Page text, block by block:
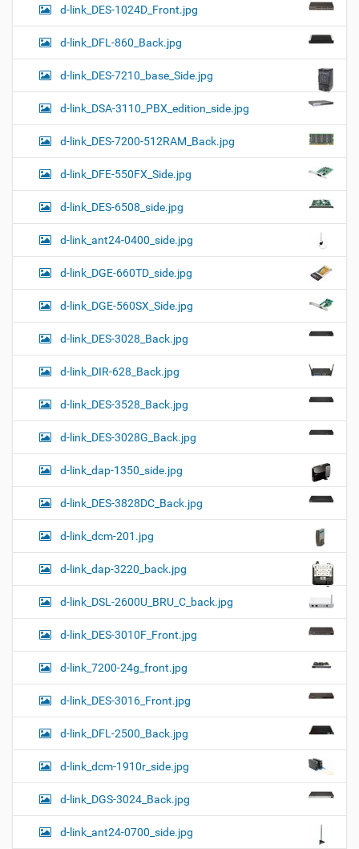
d-link_DES-1024D_Front.jpg
d-link_DFL-860_Back.jpg
d-link_DES-7210_base_Side.jpg
d-link_DSA-3110_PBX_edition_side.jpg
d-link_DES-7200-512RAM_Back.jpg
d-link_DFE-550FX_Side.jpg
d-link_DES-6508_side.jpg
d-link_ant24-0400_side.jpg
d-link_DGE-660TD_side.jpg
d-link_DGE-560SX_Side.jpg
d-link_DES-3028_Back.jpg
d-link_DIR-628_Back.jpg
d-link_DES-3528_Back.jpg
d-link_DES-3028G_Back.jpg
d-link_dap-1350_side.jpg
d-link_DES-3828DC_Back.jpg
d-link_dcm-201.jpg
d-link_dap-3220_back.jpg
d-link_DSL-2600U_BRU_C_back.jpg
d-link_DES-3010F_Front.jpg
d-link_7200-24g_front.jpg
d-link_DES-3016_Front.jpg
d-link_DFL-2500_Back.jpg
d-link_dcm-1910r_side.jpg
d-link_DGS-3024_Back.jpg
d-link_ant24-0700_side.jpg